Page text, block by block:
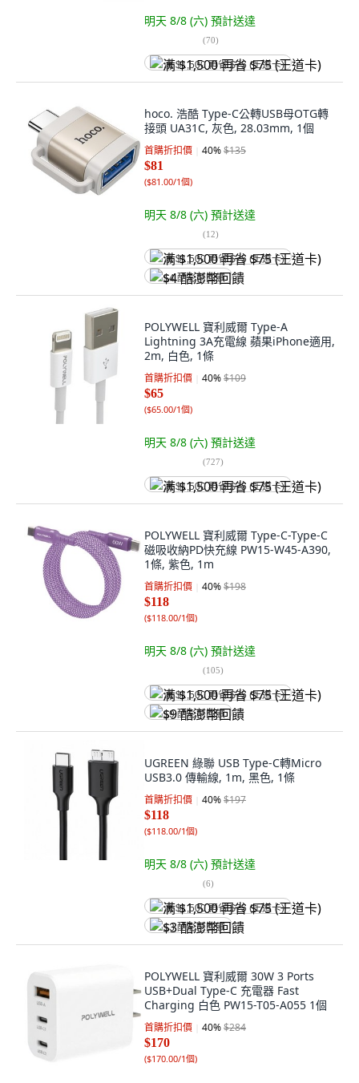
明天 8/8 (六) 預計送達
(70)
满 $1,500 再省 $75 (王道卡)
hoco. 浩酷 Type-C公轉USB母OTG轉
接頭 UA31C, 灰色, 28.03mm, 1個
首購折扣價 40%$135
$81
($81.00/1個)
明天 8/8 (六) 預計送達
(12)
满 $1,500 再省 $75 (王道卡)
$4 酷澎幣回饋
POLYWELL 寶利威爾 Type-A
Lightning 3A充電線 蘋果iPhone適用,
2m, 白色, 1條
首購折扣價 40%$109
$65
($65.00/1個)
明天 8/8 (六) 預計送達
(727)
满 $1,500 再省 $75 (王道卡)
POLYWELL 寶利威爾 Type-C-Type-C
磁吸收納PD快充線 PW15-W45-A390,
1條, 紫色, 1m
首購折扣價 40%$198
$118
($118.00/1個)
明天 8/8 (六) 預計送達
(105)
满 $1,500 再省 $75 (王道卡)
$9 酷澎幣回饋
UGREEN 綠聯 USB Type-C轉Micro
USB3.0 傳輸線, 1m, 黑色, 1條
首購折扣價 40%$197
$118
($118.00/1個)
明天 8/8 (六) 預計送達
(6)
满 $1,500 再省 $75 (王道卡)
$3 酷澎幣回饋
POLYWELL 寶利威爾 30W 3 Ports
USB+Dual Type-C 充電器 Fast
Charging 白色 PW15-T05-A055 1個
首購折扣價 40%$284
$170
($170.00/1個)